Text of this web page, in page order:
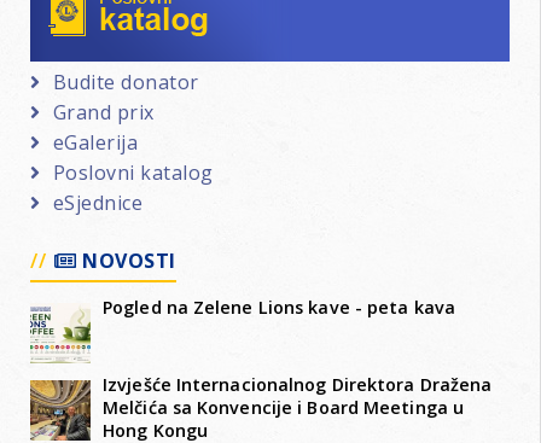
Budite donator
Grand prix
eGalerija
Poslovni katalog
eSjednice
NOVOSTI
Pogled na Zelene Lions kave - peta kava
Izvješće Internacionalnog Direktora Dražena
Melčića sa Konvencije i Board Meetinga u
Hong Kongu